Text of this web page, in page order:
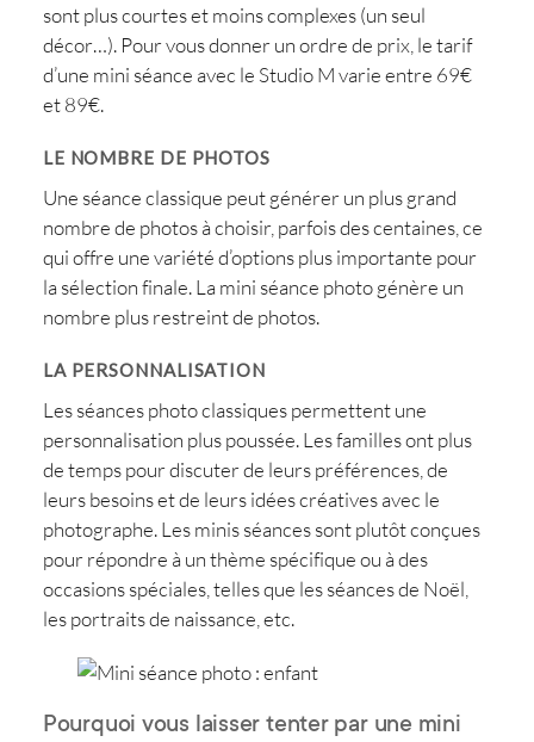
sont plus courtes et moins complexes (un seul
décor…). Pour vous donner un ordre de prix, le tarif
d’une mini séance avec le Studio M varie entre 69€
et 89€.
LE NOMBRE DE PHOTOS
Une séance classique peut générer un plus grand
nombre de photos à choisir, parfois des centaines, ce
qui offre une variété d’options plus importante pour
la sélection finale. La mini séance photo génère un
nombre plus restreint de photos.
LA PERSONNALISATION
Les séances photo classiques permettent une
personnalisation plus poussée. Les familles ont plus
de temps pour discuter de leurs préférences, de
leurs besoins et de leurs idées créatives avec le
photographe. Les minis séances sont plutôt conçues
pour répondre à un thème spécifique ou à des
occasions spéciales, telles que les séances de Noël,
les portraits de naissance, etc.
Pourquoi vous laisser tenter par une mini